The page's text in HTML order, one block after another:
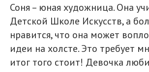
Соня – юная художница. Она
Детской Школе Искусств, а
нравится, что она может
идеи на холсте. Это требует
итог того стоит! Девочка